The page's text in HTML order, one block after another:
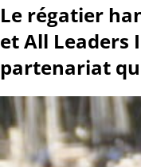
Le régatier
et All Leaders
partenariat